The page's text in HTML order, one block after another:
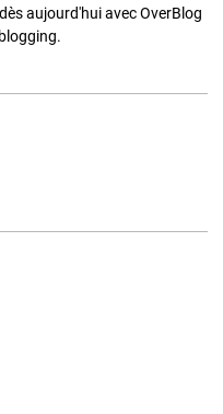
aujourd'hui avec OverBlog